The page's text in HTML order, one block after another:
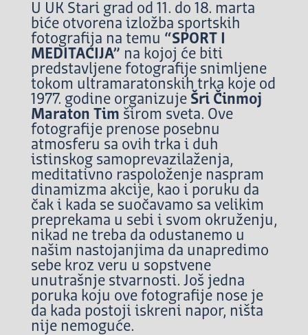
U UK Stari grad od 11. do 18. marta
biće otvorena izložba sportskih
fotografija na temu “SPORT I
MEDITACIJA” na kojoj će biti
predstavljene fotografije snimljene
tokom ultramaratonskih trka koje od
1977. godine organizuje Šri Činmoj
Maraton Tim širom sveta. Ove
fotografije prenose posebnu
atmosferu sa ovih trka i duh
istinskog samoprevazilaženja,
meditativno raspoloženje naspram
dinamizma akcije, kao i poruku da
čak i kada se suočavamo sa velikim
preprekama u sebi i svom okruženju,
nikad ne treba da odustanemo u
našim nastojanjima da unapredimo
sebe kroz veru u sopstvene
unutrašnje stvarnosti. Još jedna
poruka koju ove fotografije nose je
da kada postoji iskreni napor, ništa
nije nemoguće.